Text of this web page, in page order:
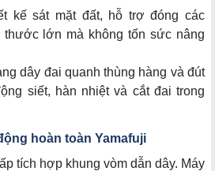
kế sát mặt đất, hỗ trợ đóng các
thước lớn mà không tốn sức nâng
dây đai quanh thùng hàng và đút
siết, hàn nhiệt và cắt đai trong
hoàn toàn Yamafuji
tích hợp khung vòm dẫn dây. Máy